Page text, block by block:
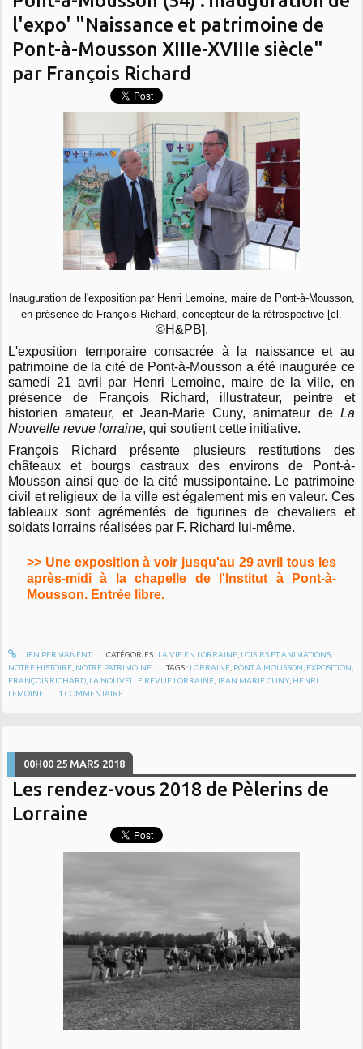
l'expo' "Naissance et patrimoine de
Pont-à-Mousson XIIIe-XVIIIe siècle"
par François Richard
Inauguration de l'exposition par Henri Lemoine, maire de Pont-à-Mousson,
en présence de François Richard, concepteur de la rétrospective [cl.
©H&PB].
L'exposition temporaire consacrée à la naissance et au
patrimoine de la cité de Pont-à-Mousson a été inaugurée ce
samedi 21 avril par Henri Lemoine, maire de la ville, en
présence de François Richard, illustrateur, peintre et
historien amateur, et Jean-Marie Cuny, animateur de La
Nouvelle revue lorraine, qui soutient cette initiative.
François Richard présente plusieurs restitutions des
châteaux et bourgs castraux des environs de Pont-à-
Mousson ainsi que de la cité mussipontaine. Le patrimoine
civil et religieux de la ville est également mis en valeur. Ces
tableaux sont agrémentés de figurines de chevaliers et
soldats lorrains réalisées par F. Richard lui-même.
>> Une exposition à voir jusqu'au 29 avril tous les
après-midi à la chapelle de l'Institut à Pont-à-
Mousson. Entrée libre.
LIEN PERMANENT CATÉGORIES : LA VIE EN LORRAINE, LOISIRS ET ANIMATIONS,
NOTRE HISTOIRE NOTRE PATRIMOINE TAGS : LORRAINE PONT À MOUSSON EXPOSITION
FRANÇOIS RICHARD LA NOUVELLE REVUE LORRAINE JEAN MARIE CUNY, HENRI
LEMOINE
1 COMMENTAIRE
00H00 25 MARS 2018
Les rendez-vous 2018 de Pèlerins de
Lorraine